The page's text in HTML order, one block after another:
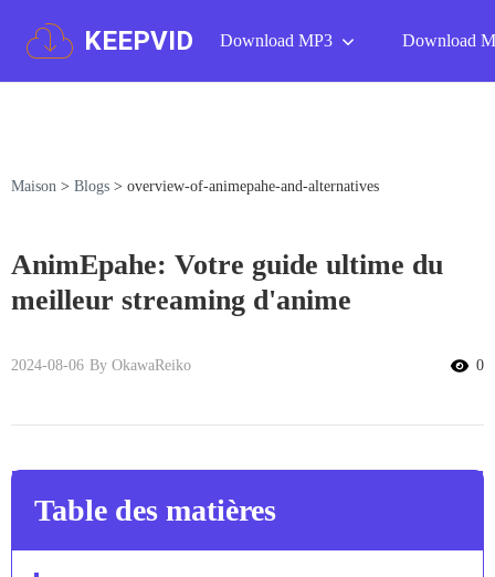
KEEPVID Download MP3 Download
Maison > Blogs > overview-of-animepahe-and-alternatives
AnimEpahe: Votre guide ultime du
meilleur streaming d'anime
2024-08-06 By OkawaReiko 0
Table des matières